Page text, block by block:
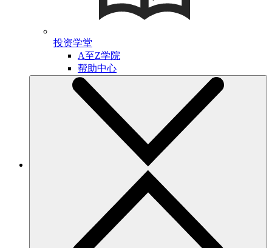
投资学堂
A至Z学院
帮助中心